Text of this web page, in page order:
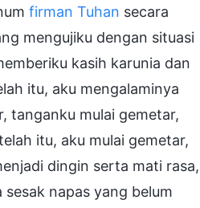
firman Tuhan secara
mengujiku dengan situasi
kasih karunia dan
itu, aku mengalaminya
tanganku mulai gemetar,
itu, aku mulai gemetar,
dingin serta mati rasa,
napas yang belum